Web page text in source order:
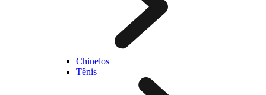
Chinelos
Tênis